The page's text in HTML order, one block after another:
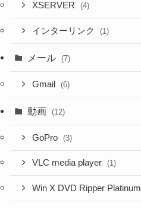
XSERVER (4)
インターリンク (1)
メール (7)
Gmail (6)
動画 (12)
GoPro (3)
VLC media player (1)
Win X DVD Ripper Platinum